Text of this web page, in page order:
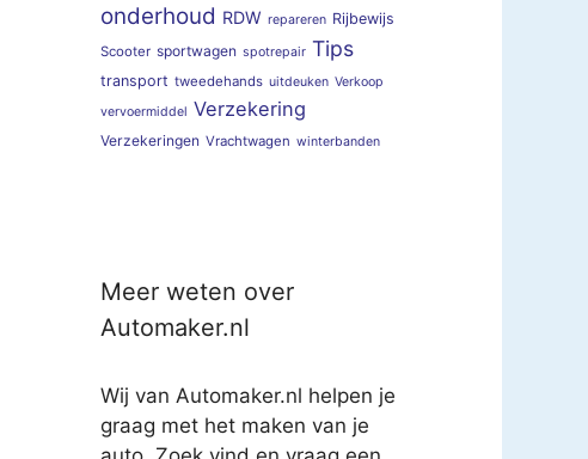
onderhoud RDW repareren Rijbewijs
Scooter sportwagen spotrepair Tips
transport tweedehands uitdeuken Verkoop
vervoermiddel Verzekering
Verzekeringen Vrachtwagen winterbanden
Meer weten over
Automaker.nl
Wij van Automaker.nl helpen je
graag met het maken van je